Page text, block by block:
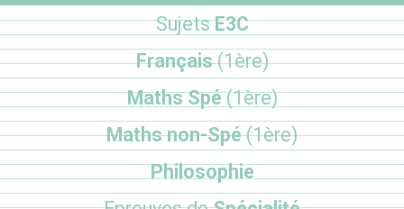
SujetsE3C
Français(1ère)
Maths Spé(1ère)
Maths non-Spé(1ère)
Philosophie